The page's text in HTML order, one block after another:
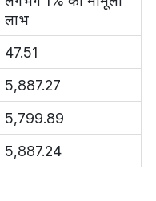
लाभ
47.51
5,887.27
5,799.89
5,887.24